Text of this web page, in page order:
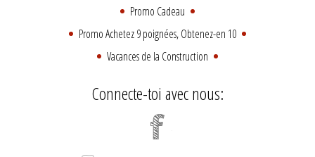
Promo Cadeau
Promo Achetez 9 poignées, Obtenez-en 10
Vacances de la Construction
Connecte-toi avec nous: